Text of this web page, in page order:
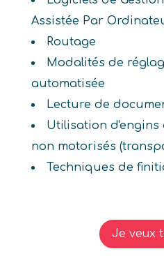
Assistée Par
Routage
Modalités de
automatisée
Lecture de
Utilisation d'engins
non motorisés
Techniques de
Je veux